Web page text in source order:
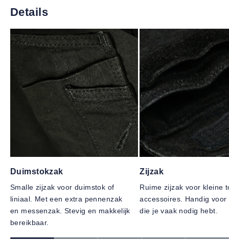
Details
Duimstokzak
Smalle zijzak voor duimstok of
liniaal. Met een extra pennenzak
en messenzak. Stevig en makkelijk
bereikbaar.
Zijzak
Ruime zijzak voor kleine
accessoires. Handig voor
die je vaak nodig hebt.